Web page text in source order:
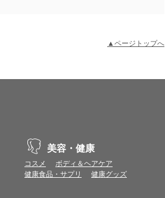
が使用できる環境でご利用ください。
▲ページトップへ
美容・健康
コスメ
ボディ＆ヘアケア
健康食品・サプリ
健康グッズ